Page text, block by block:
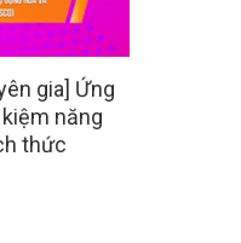
gia] Ứng
năng
thức